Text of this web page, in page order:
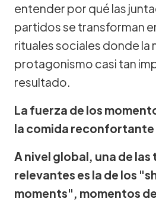
entender por qué las
partidos se transforman
rituales sociales donde la
protagonismo casi tan
resultado.
La fuerza de los
la comida reconfortante
A nivel global, una de
relevantes es la de los
moments", momentos